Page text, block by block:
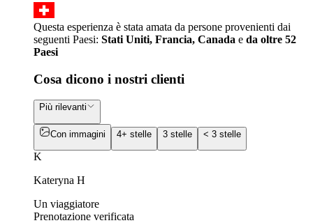
Questa esperienza è stata amata da persone provenienti dai
seguenti Paesi: Stati Uniti, Francia, Canada e da oltre 52
Paesi
Cosa dicono i nostri clienti
Più rilevanti
Con immagini 4+ stelle 3 stelle < 3 stelle
K
Kateryna H
Un viaggiatore
Prenotazione verificata